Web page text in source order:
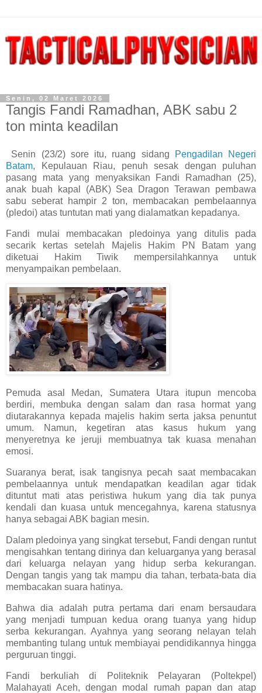
Senin, 02 Maret 2026
Tangis Fandi Ramadhan, ABK sabu 2
ton minta keadilan
Senin (23/2) sore itu, ruang sidang
Pengadilan Negeri
Batam, Kepulauan Riau, penuh sesak dengan puluhan
pasang mata yang menyaksikan Fandi Ramadhan (25),
anak buah kapal (ABK) Sea Dragon Terawan pembawa
sabu seberat hampir 2 ton, membacakan pembelaannya
(pledoi) atas tuntutan mati yang dialamatkan kepadanya.
Fandi mulai membacakan pledoinya yang ditulis pada
secarik kertas setelah Majelis Hakim PN Batam yang
diketuai Hakim Tiwik mempersilahkannya untuk
menyampaikan pembelaan.
Pemuda asal Medan, Sumatera Utara itupun mencoba
berdiri, membuka dengan salam dan rasa hormat yang
diutarakannya kepada majelis hakim serta jaksa penuntut
umum. Namun, kegetiran atas kasus hukum yang
menyeretnya ke jeruji membuatnya tak kuasa menahan
emosi.
Suaranya berat, isak tangisnya pecah saat membacakan
pembelaannya untuk mendapatkan keadilan agar tidak
dituntut mati atas peristiwa hukum yang dia tak punya
kendali dan kuasa untuk mencegahnya, karena statusnya
hanya sebagai ABK bagian mesin.
Dalam pledoinya yang singkat tersebut, Fandi dengan runtut
mengisahkan tentang dirinya dan keluarganya yang berasal
dari keluarga nelayan yang hidup serba kekurangan.
Dengan tangis yang tak mampu dia tahan, terbata-bata dia
membacakan suara hatinya.
Bahwa dia adalah putra pertama dari enam bersaudara
yang menjadi tumpuan kedua orang tuanya yang hidup
serba kekurangan. Ayahnya yang seorang nelayan telah
membanting tulang untuk membiayai pendidikannya hingga
perguruan tinggi.
Fandi berkuliah di Politeknik Pelayaran (Poltekpel)
Malahayati Aceh, dengan modal rumah papan dan atap